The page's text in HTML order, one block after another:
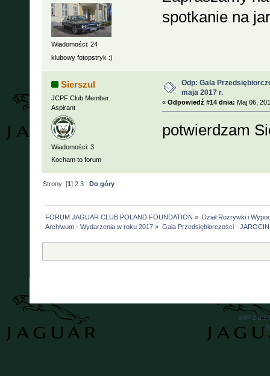
Wiadomości: 24
klubowy fotopstryk :)
spotkanie na
Sierszul
JCPF Club Member
Aspirant
Wiadomości: 3
Kocham to forum
Odp: Gala
maja 2017 r.
« Odpowiedź #14 dnia: Maj 06,
potwierdzam
Strony: [1]2 3 Do góry
FORUM JAGUAR CLUB POLAND FOUNDATION »
Dział Rozrywki i
Archiwum - Wydarzenia w roku 2017 » Gala Przedsiębiorczości -
SMF 2.0.15